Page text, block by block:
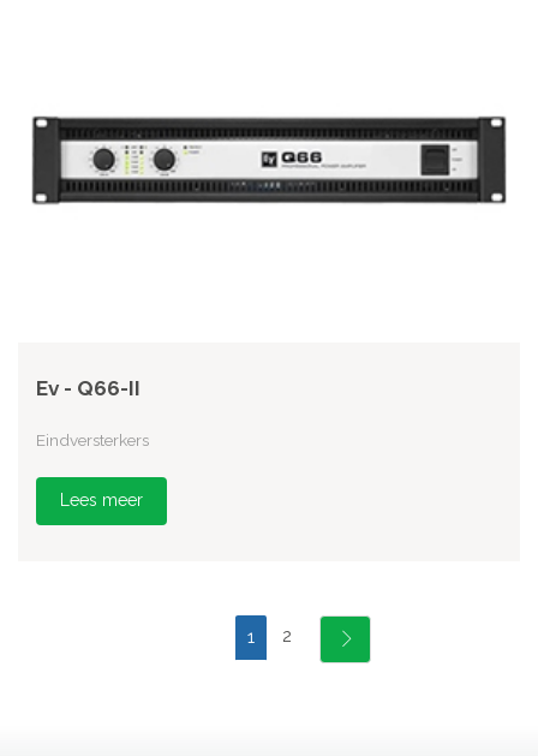
Ev - Q66-II
Eindversterkers
Lees meer
1 2